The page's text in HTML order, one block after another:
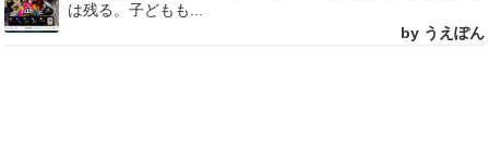
は残る。子どもも...
by うえぽん